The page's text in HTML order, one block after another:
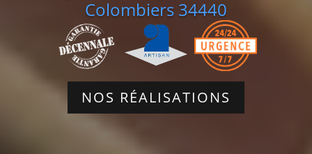
Colombiers 34440
NOS RÉALISATIONS